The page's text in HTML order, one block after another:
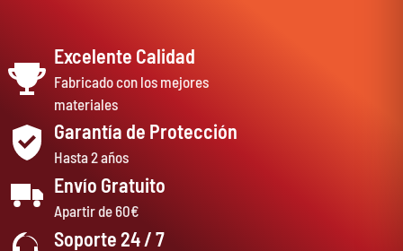
Excelente Calidad
Fabricado con los mejores
materiales
Garantía de Protección
Hasta 2 años
Envío Gratuito
Apartir de 60€
Soporte 24 / 7